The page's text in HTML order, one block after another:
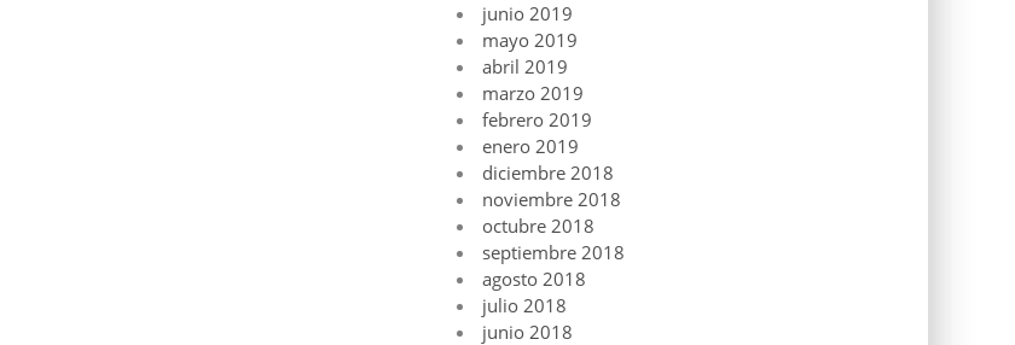
junio 2019
mayo 2019
abril 2019
marzo 2019
febrero 2019
enero 2019
diciembre 2018
noviembre 2018
octubre 2018
septiembre 2018
agosto 2018
julio 2018
junio 2018